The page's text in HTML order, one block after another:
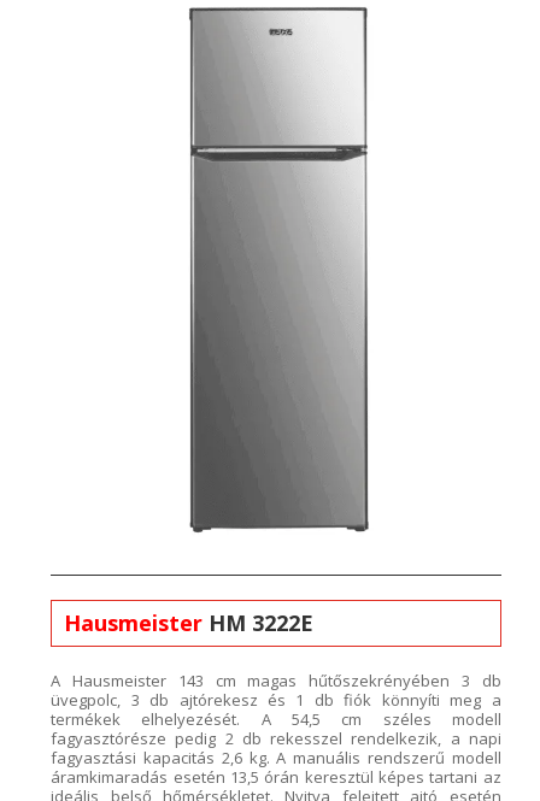
Hausmeister HM 3222E
A Hausmeister 143 cm magas hűtőszekrényében 3 db
üvegpolc, 3 db ajtórekesz és 1 db fiók könnyíti meg a
termékek elhelyezését. A54,5 cm széles modell
fagyasztórésze pedig 2 db rekesszel rendelkezik, a napi
fagyasztási kapacitás 2,6kg. A manuális rendszerű modell
áramkimaradás esetén 13,5 órán keresztül képes tartani az
ideális belső hőmérsékletet. Nyitva felejtett ajtó esetén